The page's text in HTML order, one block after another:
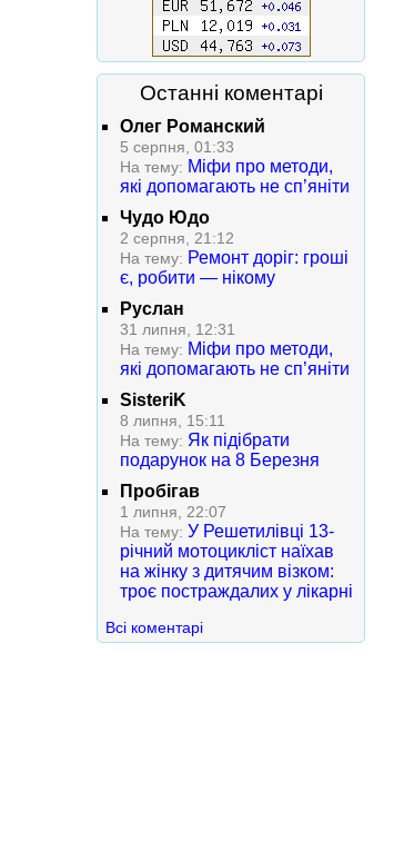
Останні коментарі
Олег Романский
5 серпня, 01:33
На тему: Міфи про методи,
які допомагають не сп’яніти
Чудо Юдо
2 серпня, 21:12
На тему: Ремонт доріг: гроші
є, робити — нікому
Руслан
31 липня, 12:31
На тему: Міфи про методи,
які допомагають не сп’яніти
SisteriK
8 липня, 15:11
На тему: Як підібрати
подарунок на 8 Березня
Пробігав
1 липня, 22:07
На тему: У Решетилівці 13-
річний мотоцикліст наїхав
на жінку з дитячим візком:
троє постраждалих у лікарні
Всі коментарі